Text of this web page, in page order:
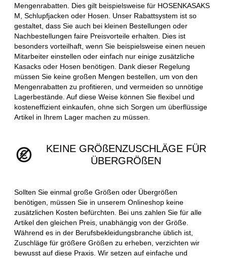
Mengenrabatten. Dies gilt beispielsweise für HOSENKASAKS
M, Schlupfjacken oder Hosen. Unser Rabattsystem ist so
gestaltet, dass Sie auch bei kleinen Bestellungen oder
Nachbestellungen faire Preisvorteile erhalten. Dies ist
besonders vorteilhaft, wenn Sie beispielsweise einen neuen
Mitarbeiter einstellen oder einfach nur einige zusätzliche
Kasacks oder Hosen benötigen. Dank dieser Regelung
müssen Sie keine großen Mengen bestellen, um von den
Mengenrabatten zu profitieren, und vermeiden so unnötige
Lagerbestände. Auf diese Weise können Sie flexibel und
kosteneffizient einkaufen, ohne sich Sorgen um überflüssige
Artikel in Ihrem Lager machen zu müssen.
KEINE GRÖßENZUSCHLÄGE FÜR
ÜBERGRÖßEN
Sollten Sie einmal große Größen oder Übergrößen
benötigen, müssen Sie in unserem Onlineshop keine
zusätzlichen Kosten befürchten. Bei uns zahlen Sie für alle
Artikel den gleichen Preis, unabhängig von der Größe.
Während es in der Berufsbekleidungsbranche üblich ist,
Zuschläge für größere Größen zu erheben, verzichten wir
bewusst auf diese Praxis. Wir setzen auf einfache und